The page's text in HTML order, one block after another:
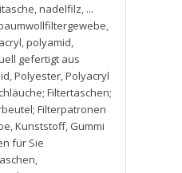
,nadelfilz, ...
,
,polyamid,
gefertigt aus
,Polyester,Polyacryl
Filtertaschen;
Filterpatronen
,Kunststoff, Gummi
für Sie
,